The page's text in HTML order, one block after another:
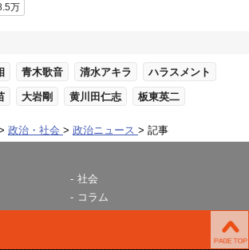
万
青木歌音 清水アキラ ハラスメント
大岩剛 黄川田仁志 板東英二
政治・社会 政治ニュース 記事
社会
コラム